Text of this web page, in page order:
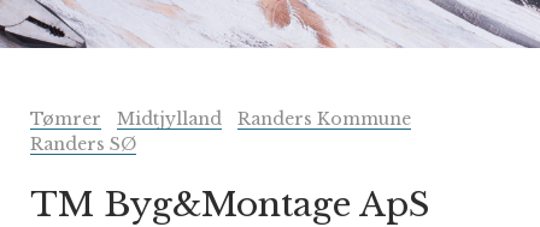
Tømrer Midtjylland
Randers Kommune
Randers SØ
TM Byg&Montage ApS